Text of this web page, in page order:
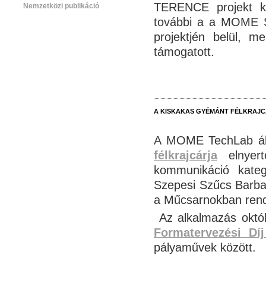
Nemzetközi publikáció
TERENCE projekt
további a a MOME
projektjén belül,
támogatott.
A KISKAKAS GYÉMÁNT
A MOME TechLab
félkrajcárja
kommunikáció
Szepesi Szűcs
a Műcsarnokban
Az alkalmazás
Formatervezési
pályaművek között.